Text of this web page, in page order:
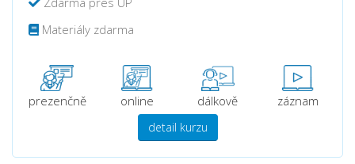
Materiály zdarma
prezenčně online dálkově záznam
detail kurzu